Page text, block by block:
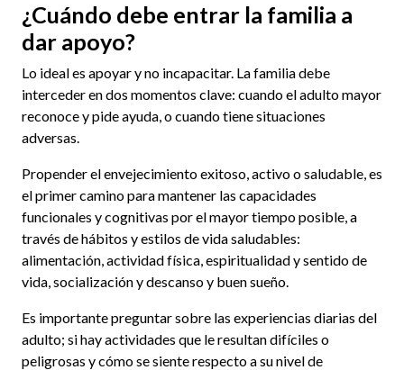
¿Cuándo debe entrar la familia a
dar apoyo?
Lo ideal es apoyar y no incapacitar. La familia debe
interceder en dos momentos clave: cuando el adulto mayor
reconoce y pide ayuda, o cuando tiene situaciones
adversas.
Propender el envejecimiento exitoso, activo o saludable, es
el primer camino para mantener las capacidades
funcionales y cognitivas por el mayor tiempo posible, a
través de hábitos y estilos de vida saludables:
alimentación, actividad física, espiritualidad y sentido de
vida, socialización y descanso y buen sueño.
Es importante preguntar sobre las experiencias diarias del
adulto; si hay actividades que le resultan difíciles o
peligrosas y cómo se siente respecto a su nivel de